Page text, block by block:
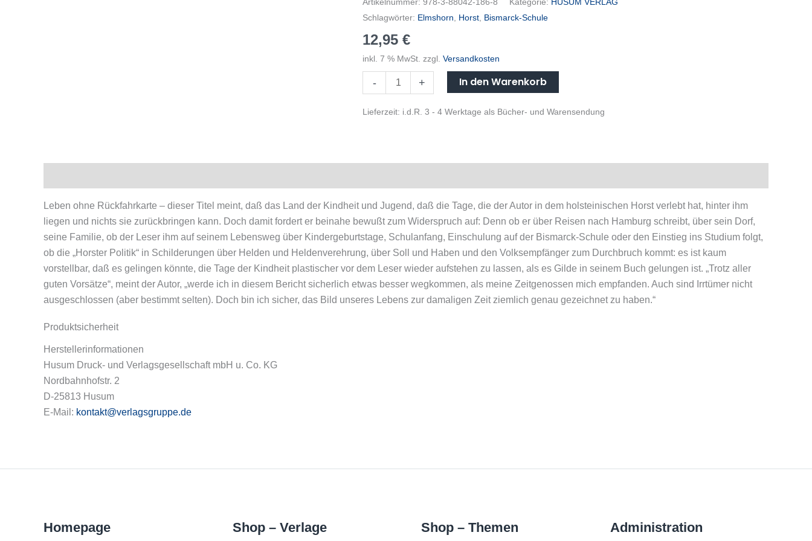
Schlagwörter: Elmshorn Horst Bismarck-Schule
12,95 €
inkl. 7 % MwSt. zzgl. Versandkosten
- + In den Warenkorb
Lieferzeit: i.d.R. 3 - 4 Werktage als Bücher- und Warensendung
Leben ohne Rückfahrkarte – dieser Titel meint, daß das Land der Kindheit und Jugend, daß die Tage, die der Autor in dem holsteinischen Horst verlebt hat, hinter ihm
liegen und nichts sie zurückbringen kann. Doch damit fordert er beinahe bewußt zum Widerspruch auf: Denn ob er über Reisen nach Hamburg schreibt, über sein Dorf,
seine Familie, ob der Leser ihm auf seinem Lebensweg über Kindergeburtstage, Schulanfang, Einschulung auf der Bismarck-Schule oder den Einstieg ins Studium folgt,
ob die „Horster Politik“ in Schilderungen über Helden und Heldenverehrung, über Soll und Haben und den Volksempfänger zum Durchbruch kommt: es ist kaum
vorstellbar, daß es gelingen könnte, die Tage der Kindheit plastischer vor dem Leser wieder aufstehen zu lassen, als es Gilde in seinem Buch gelungen ist. „Trotz aller
guten Vorsätze“, meint der Autor, „werde ich in diesem Bericht sicherlich etwas besser wegkommen, als meine Zeitgenossen mich empfanden. Auch sind Irrtümer nicht
ausgeschlossen (aber bestimmt selten). Doch bin ich sicher, das Bild unseres Lebens zur damaligen Zeit ziemlich genau gezeichnet zu haben.“
Produktsicherheit
Herstellerinformationen
Husum Druck- und Verlagsgesellschaft mbH u. Co. KG
Nordbahnhofstr. 2
D-25813 Husum
E-Mail: kontakt@verlagsgruppe.de
Homepage Shop – Verlage Shop – Themen Administration